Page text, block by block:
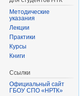
Методические
указания
Лекции
Практики
Курсы
Книги
Ссылки
Официальный сайт
ГБОУ СПО «НРТК»